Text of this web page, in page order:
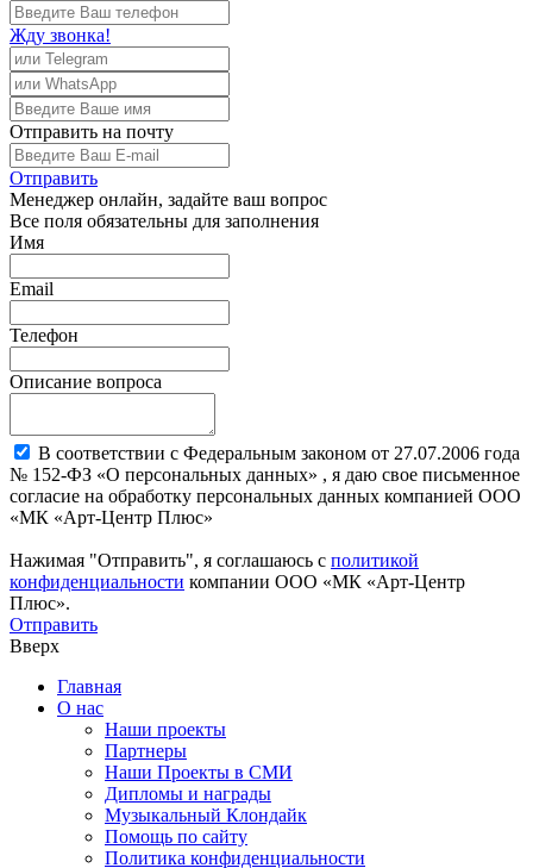
Жду звонка!
Отправить на почту
Отправить
Менеджер онлайн, задайте ваш вопрос
Все поля обязательны для заполнения
Имя
Email
Телефон
Описание вопроса
В соответствии с Федеральным законом от 27.07.2006 года
№ 152-ФЗ «О персональных данных» , я даю свое письменное
согласие на обработку персональных данных компанией ООО
«МК «Арт-Центр Плюс»
Нажимая "Отправить", я соглашаюсь с политикой
конфиденциальности компании ООО «МК «Арт-Центр
Плюс».
Отправить
Вверх
Главная
О нас
Наши проекты
Партнеры
Наши Проекты в СМИ
Дипломы и награды
Музыкальный Клондайк
Помощь по сайту
Политика конфиденциальности